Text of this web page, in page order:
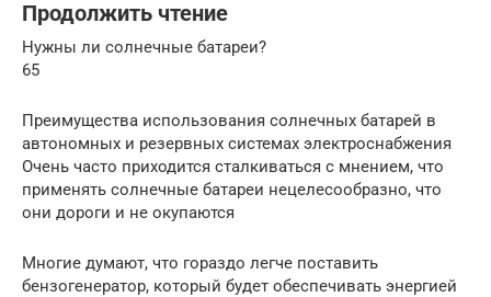
Продолжить чтение
Нужны ли солнечные батареи?
65
Преимущества использования солнечных батарей в
автономных и резервных системах электроснабжения
Очень часто приходится сталкиваться с мнением, что
применять солнечные батареи нецелесообразно, что
они дороги и не окупаются
Многие думают, что гораздо легче поставить
бензогенератор, который будет обеспечивать энергией